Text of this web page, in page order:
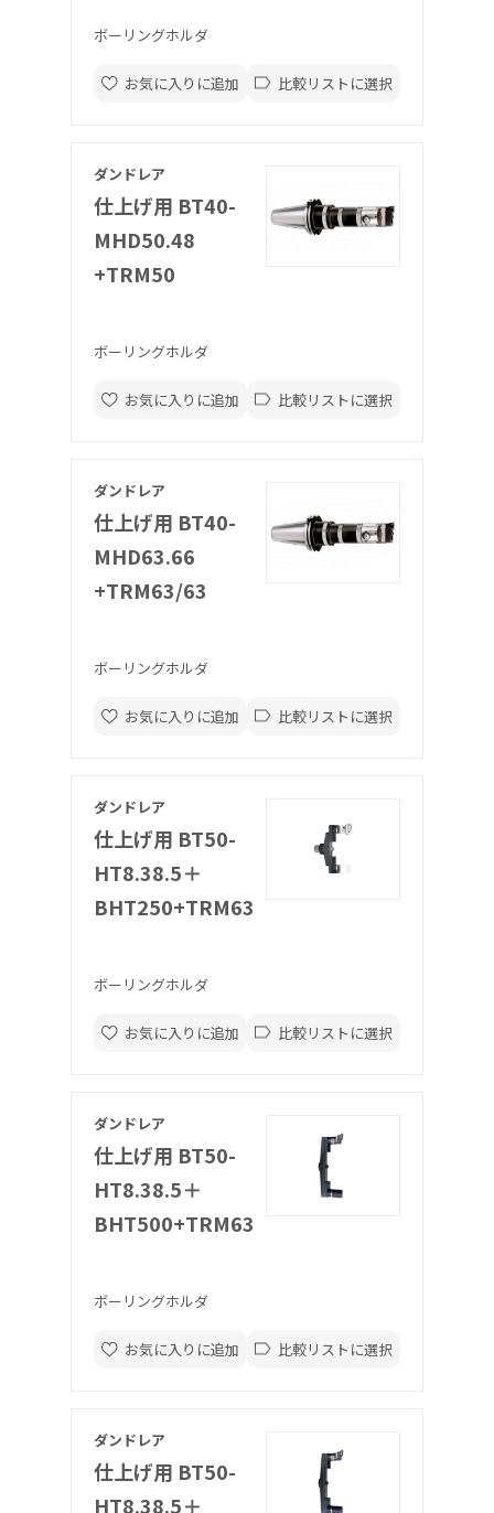
ボーリングホルダ
お気に入りに追加 比較リストに選択
ダンドレア
仕上げ用 BT40-
MHD50.48
+TRM50
ボーリングホルダ
お気に入りに追加 比較リストに選択
ダンドレア
仕上げ用 BT40-
MHD63.66
+TRM63/63
ボーリングホルダ
お気に入りに追加 比較リストに選択
ダンドレア
仕上げ用 BT50-
HT8.38.5＋
BHT250+TRM63
ボーリングホルダ
お気に入りに追加 比較リストに選択
ダンドレア
仕上げ用 BT50-
HT8.38.5＋
BHT500+TRM63
ボーリングホルダ
お気に入りに追加 比較リストに選択
ダンドレア
仕上げ用 BT50-
HT8.38.5＋